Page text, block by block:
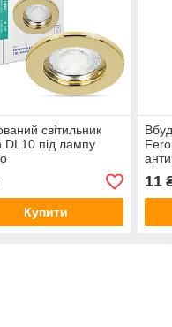
світильник
DL10 під лампу
Купити
11